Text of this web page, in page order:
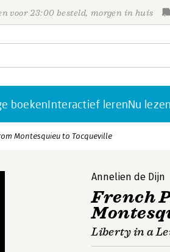
voor 23:00 besteld, morgen in huis
boekenInteractief lerenNu lezen
Montesquieu to Tocqueville
Annelien de Dijn
French
Liberty in a